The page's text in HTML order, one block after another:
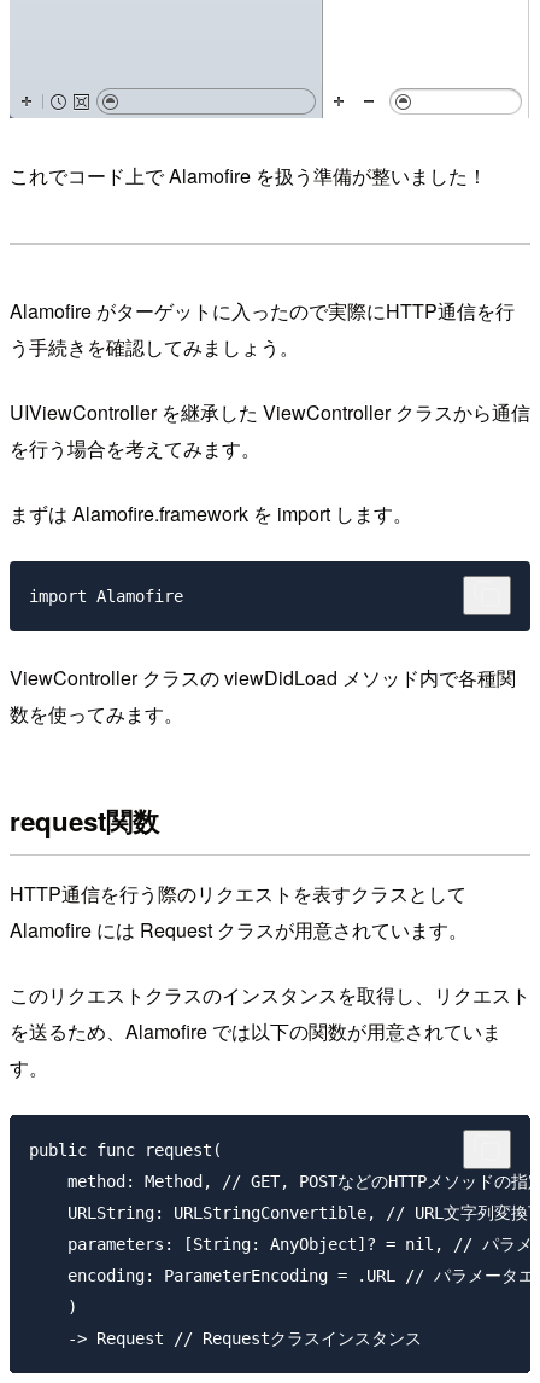
これでコード上で Alamofire を扱う準備が整いました！
Alamofire がターゲットに入ったので実際にHTTP通信を行
う手続きを確認してみましょう。
UIViewController を継承した ViewController クラスから通信
を行う場合を考えてみます。
まずは Alamofire.framework を import します。
ViewController クラスの viewDidLoad メソッド内で各種関
数を使ってみます。
request関数
HTTP通信を行う際のリクエストを表すクラスとして
Alamofire には Request クラスが用意されています。
このリクエストクラスのインスタンスを取得し、リクエスト
を送るため、Alamofire では以下の関数が用意されていま
す。
public func request(
method: Method, // GET, POSTなどのHTTPメソッドの指
URLString: URLStringConvertible, // URL文字列変換
parameters: [String: AnyObject]? = nil, // パラメ
encoding: ParameterEncoding = .URL // パラメータエ
    )